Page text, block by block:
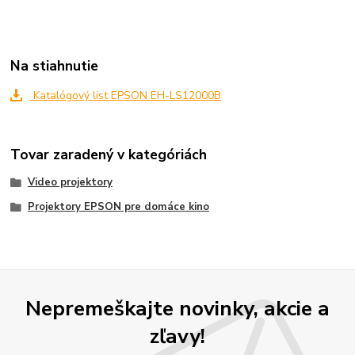
Na stiahnutie
Katalógový list EPSON EH-LS12000B
Tovar zaradený v kategóriách
Video projektory
Projektory EPSON pre domáce kino
Nepremeškajte novinky, akcie a
zľavy!